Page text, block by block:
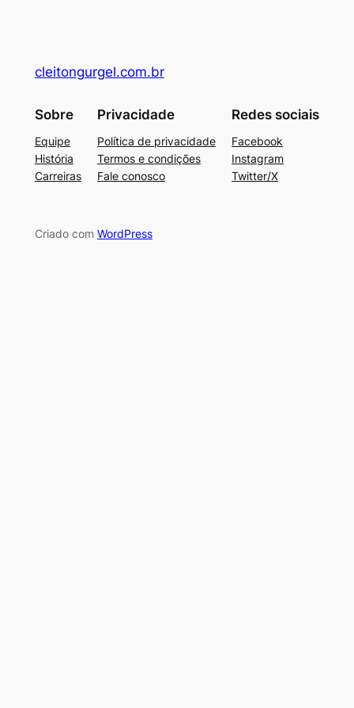
cleitongurgel.com.br
Sobre
Equipe
História
Carreiras
Privacidade
Política de privacidade
Termos e condições
Fale conosco
Redes sociais
Facebook
Instagram
Twitter/X
Criado com WordPress